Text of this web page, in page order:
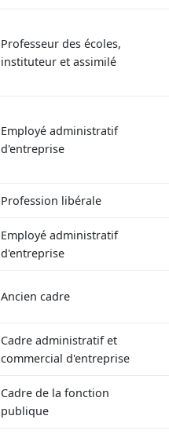
Professeur des écoles,
instituteur et assimilé
Employé administratif
d'entreprise
Profession libérale
Employé administratif
d'entreprise
Ancien cadre
Cadre administratif et
commercial d'entreprise
Cadre de la fonction
publique